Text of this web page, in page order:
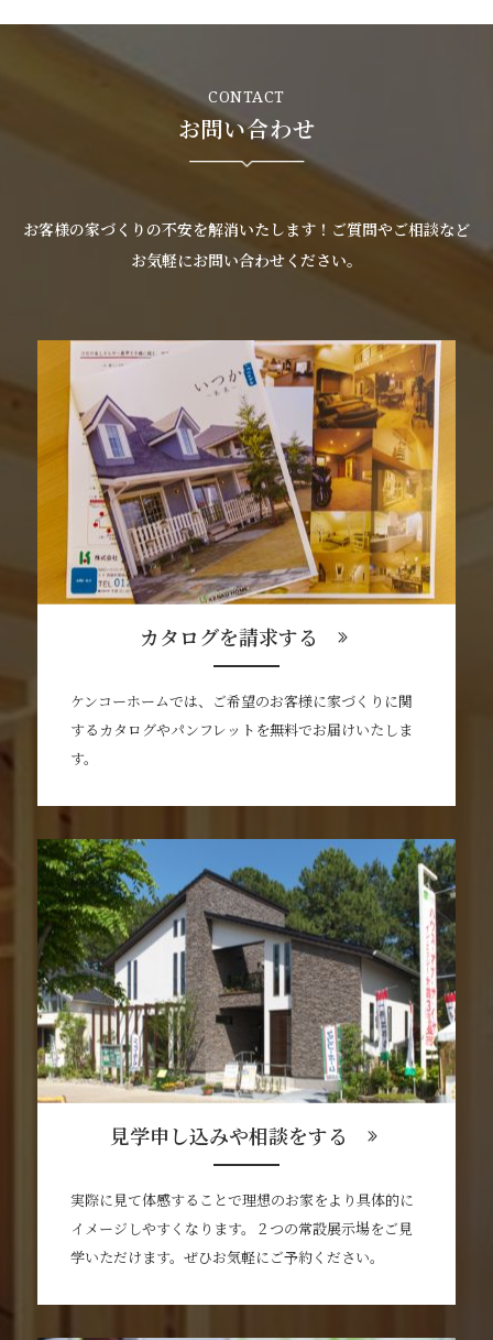
CONTACT
お問い合わせ
お客様の家づくりの不安を解消いたします！ご質問やご相談など
お気軽にお問い合わせください。
カタログを請求する
ケンコーホームでは、ご希望のお客様に家づくりに関
するカタログやパンフレットを無料でお届けいたしま
す。
見学申し込みや相談をする
実際に見て体感することで理想のお家をより具体的に
イメージしやすくなります。２つの常設展示場をご見
学いただけます。ぜひお気軽にご予約ください。